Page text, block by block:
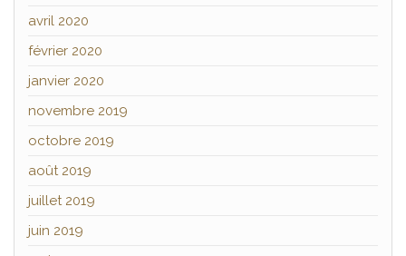
avril 2020
février 2020
janvier 2020
novembre 2019
octobre 2019
août 2019
juillet 2019
juin 2019